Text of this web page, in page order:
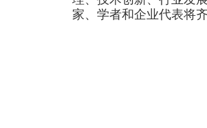
家、学者和企业代表将